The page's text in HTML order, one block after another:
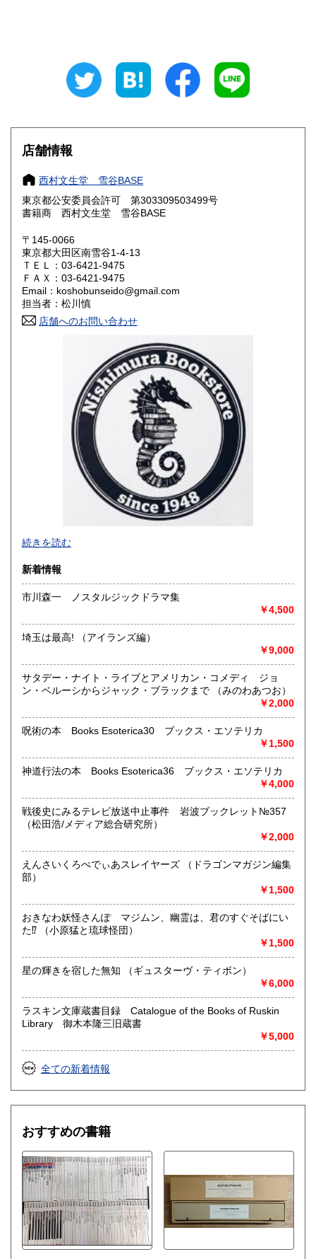
600円 福井県
600円 長野県
岐阜県 600円 静岡県 600円
愛知県
滋賀県
大阪府
奈良県 600円
鳥取県 600円
岡山県
600円 徳島県
600円 愛媛県
600円 福岡県
600円 長崎県
600円 大分県
600円 鹿児島県
店舗情報
西村文生堂 雪谷BASE
東京都公安委員会許可 第303309503499号
書籍商 西村文生堂 雪谷BASE
〒145-0066
東京都大田区南雪谷1-4-13
ＴＥＬ：03-6421-9475
ＦＡＸ：03-6421-9475
Email：koshobunseido@gmail.com
担当者：松川慎
店舗へのお問い合わせ
-
沿線名：東急池上線
最寄駅：雪が谷大塚
営業時間：-
定休日：なし
書籍の買取について
洋書・和書・国文学・古典文学・海外文学・哲学・現代思
想・宗教・仏教・キリスト教・言語学・英語学・マイナー言
語・社会学・経済学・理工系数学・政治学・レアブック・稀
覯本・大衆文学・全集・探偵小説・ミステリー・怪奇幻想・
映画・音楽・サブカルチャー他
取り扱い分野
哲学宗教、歴史、社会科学、自然科学、国語国文、外国文
学、古典籍、趣味、外国書、サブカルチャー、古書一般（そ
の他）
洋書・和書・国文学・古典文学・海外文学・哲学・現代思
想・宗教・仏教・キリスト教・言語学・英語学・マイナー言
語・社会学・経済学・理工系数学・政治学・レアブック・稀
覯本・大衆文学・全集・探偵小説・ミステリー・怪奇幻想・
映画・音楽・サブカルチャー他
続きを読む
新着情報
市川森一 ノスタルジックドラマ集
￥4,500
埼玉は最高! （アイランズ編）
￥9,000
サタデー・ナイト・ライブとアメリカン・コメディ ジョ
ン・ベルーシからジャック・ブラックまで （みのわあつお）
￥2,000
呪術の本 Books Esoterica30 ブックス・エソテリカ
￥1,500
神道行法の本 Books Esoterica36 ブックス・エソテリカ
￥4,000
戦後史にみるテレビ放送中止事件 岩波ブックレット№357
（松田浩/メディア総合研究所）
￥2,000
えんさいくろぺでぃあスレイヤーズ （ドラゴンマガジン編集
部）
￥1,500
おきなわ妖怪さんぽ マジムン、幽霊は、君のすぐそばにい
た⁉ （小原猛と琉球怪団）
￥1,500
星の輝きを宿した無知 （ギュスターヴ・ティボン）
￥6,000
ラスキン文庫蔵書目録 Catalogue of the Books of Ruskin
Library 御木本隆三旧蔵書
￥5,000
全ての新着情報
おすすめの書籍